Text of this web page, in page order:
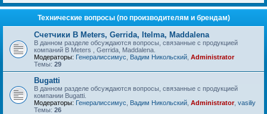
Технические вопросы (по производителям и брендам)
Счетчики B Meters, Gerrida, Itelma, Maddalena
В данном разделе обсуждаются вопросы, связанные с продукцией
компаний B Meters , Gerrida, Maddalena.
Модераторы: Генералиссимус Вадим Никольский Administrator
Темы: 29
Bugatti
В данном разделе обсуждаются вопросы, связанные с продукцией
компании Bugatti.
Модераторы: Генералиссимус Вадим Никольский Administrator, vasiliy
Темы: 26